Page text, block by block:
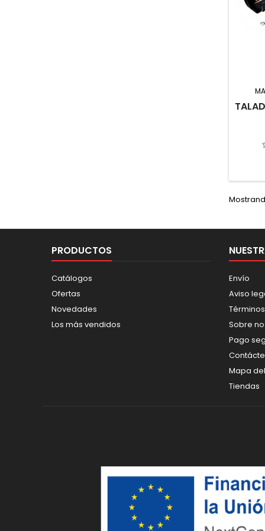
PRODUCTOS
Catálogos
Ofertas
Novedades
Los más vendidos
Envío
Aviso
Sobre
Pago
Mapa
Tiendas